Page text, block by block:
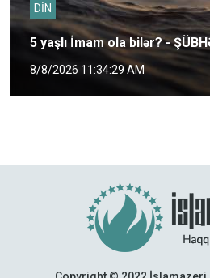
DİN
5 yaşlı İmam ola bilər? -
8/8/2026 11:34:29 AM